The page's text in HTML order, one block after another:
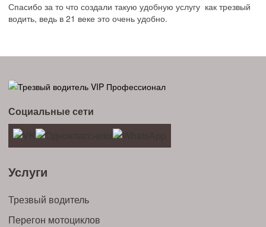
Спасибо за то что создали такую удобную услугу как трезвый
водить, ведь в 21 веке это очень удобно.
Социальные сети
Услуги
Трезвый водитель
Перегон мотоциклов